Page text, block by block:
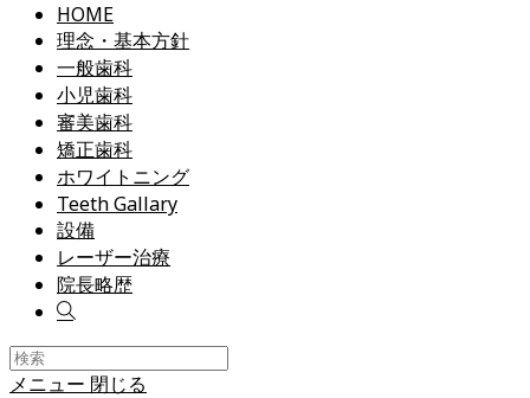
HOME
理念・基本方針
一般歯科
小児歯科
審美歯科
矯正歯科
ホワイトニング
Teeth Gallary
設備
レーザー治療
院長略歴
Toggle
メニュー 閉じる